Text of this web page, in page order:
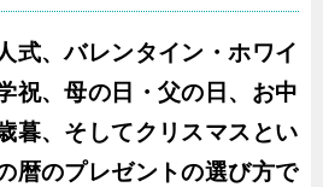
式、バレンタイン・ホワイ
祝、母の日・父の日、お中
暮、そしてクリスマスとい
暦のプレゼントの選び方で